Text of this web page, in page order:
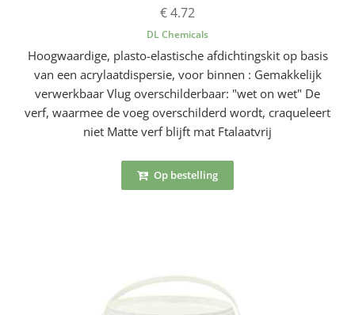
€ 4.72
DL Chemicals
Hoogwaardige, plasto-elastische afdichtingskit op basis
van een acrylaatdispersie, voor binnen : Gemakkelijk
verwerkbaar Vlug overschilderbaar: "wet on wet" De
verf, waarmee de voeg overschilderd wordt, craqueleert
niet Matte verf blijft mat Ftalaatvrij
Op bestelling